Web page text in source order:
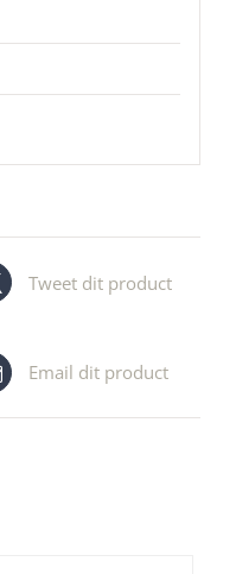
Tweet dit product
Email dit product